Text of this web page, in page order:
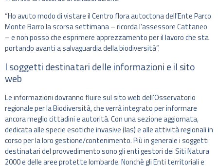
“Ho avuto modo di vistare il Centro flora autoctona dell’Ente Parco
Monte Barro la scorsa settimana – ricorda l’assessore Cattaneo
– e non posso che esprimere apprezzamento per il lavoro che sta
portando avanti a salvaguardia della biodiversità”.
I soggetti destinatari delle informazioni e il sito
web
Le informazioni dovranno fluire sul sito web dell’Osservatorio
regionale per la Biodiversità, che verrà integrato per informare
ancora meglio cittadini e autorità. Con una sezione aggiornata,
dedicata alle specie esotiche invasive (Ias) e alle attività regionali in
corso per la loro gestione/contenimento. Più in generale i soggetti
destinatari del provvedimento sono gli enti gestori dei Siti Natura
2000 e delle aree protette lombarde. Nonchè gli Enti territoriali e